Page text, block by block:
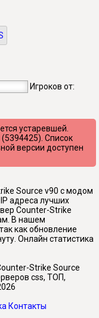
Игроков от:
устаревшей.
Список
версии доступен
Source v90 с модом
адреса лучших
Counter-Strike
В нашем
как обновление
Онлайн статистика
Strike Source
css, ТОП,
Контакты